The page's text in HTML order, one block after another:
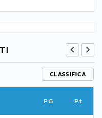
CLASSIFICA
PG Pt